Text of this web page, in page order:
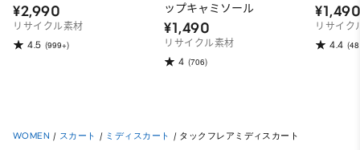
¥2,990
リサイクル素材
4.5 (999+)
ップキャミソール
¥1,490
リサイクル素材
4 (706)
リサイク
4.4
WOMEN / スカート / ミディスカート / タックフレアミディスカート